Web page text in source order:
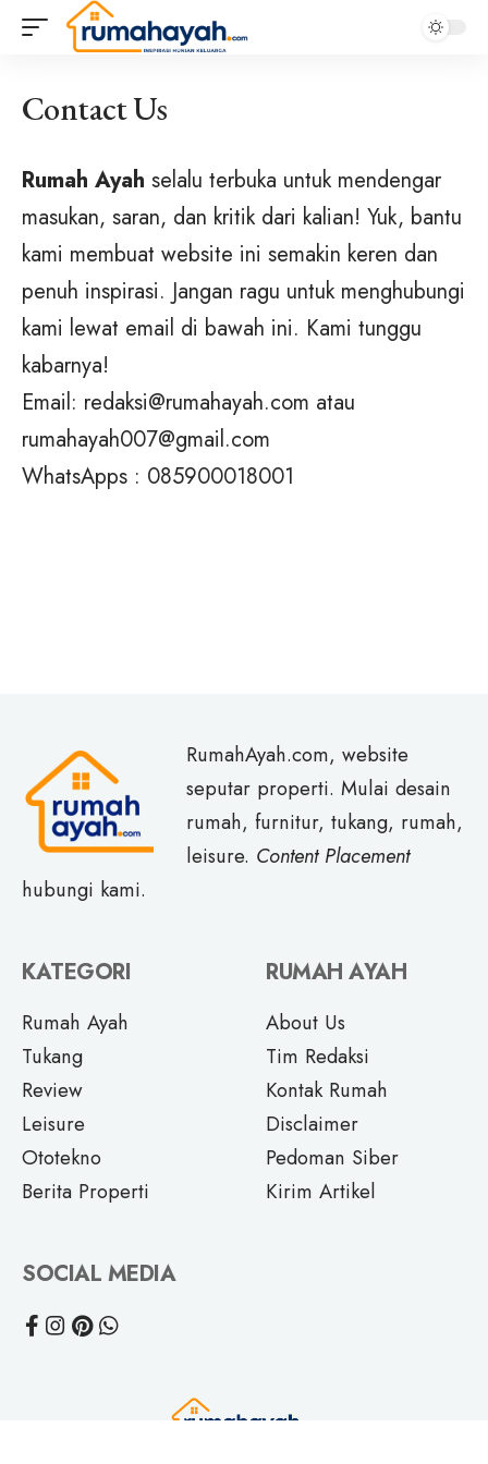
Contact Us
Rumah Ayah selalu terbuka untuk mendengar
masukan, saran, dan kritik dari kalian! Yuk, bantu
kami membuat website ini semakin keren dan
penuh inspirasi. Jangan ragu untuk menghubungi
kami lewat email di bawah ini. Kami tunggu
kabarnya!
Email: redaksi@rumahayah.com atau
rumahayah007@gmail.com
WhatsApps : 085900018001
RumahAyah.com, website
seputar properti. Mulai desain
rumah, furnitur, tukang, rumah,
leisure. Content Placement
hubungi kami.
KATEGORI
Rumah Ayah
Tukang
Review
Leisure
Ototekno
Berita Properti
RUMAH AYAH
About Us
Tim Redaksi
Kontak Rumah
Disclaimer
Pedoman Siber
Kirim Artikel
SOCIAL MEDIA